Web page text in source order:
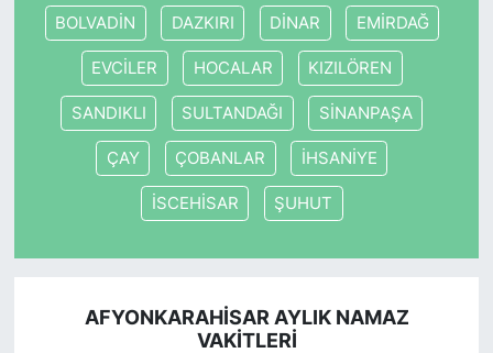
BOLVADİN DAZKIRI DİNAR EMİRDAĞ
EVCİLER HOCALAR KIZILÖREN
SANDIKLI SULTANDAĞI SİNANPAŞA
ÇAY ÇOBANLAR İHSANİYE
İSCEHİSAR ŞUHUT
AFYONKARAHİSAR AYLIK NAMAZ
VAKITLERI